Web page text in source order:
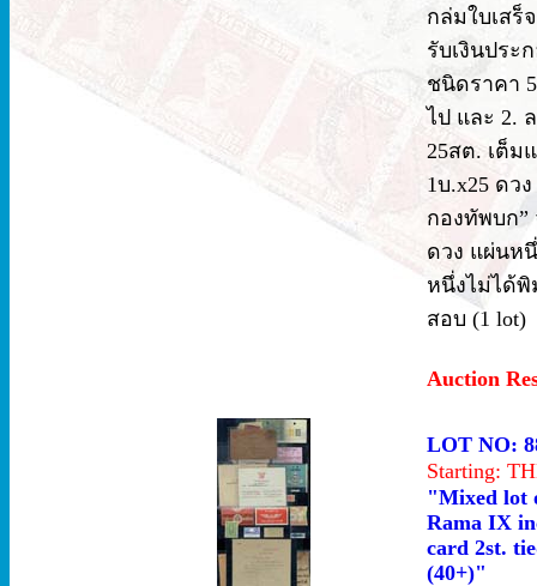
กล่มใบเสร็
รับเงินประ
ชนิดราคา
ไป และ 2.
25สต. เต็ม
1บ.x25 ดว
กองทัพบก”
ดวง แผ่นห
หนึ่งไม่ได้พิ
สอบ (1 lot)
Auction
LOT NO:
Starting:
"Mixed lot
Rama IX
card 2st.
(40+)"